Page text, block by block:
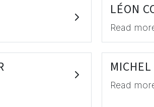
LÉON
Read
Read